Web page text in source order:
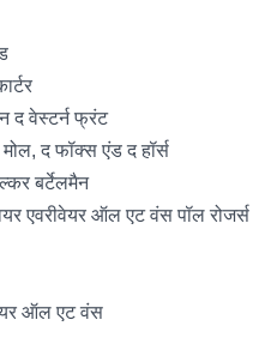
द वेस्टर्न फ्रंट
मोल, द फॉक्स एंड द हॉर्स
बर्टेलमैन
एवरीवेयर ऑल एट वंस पॉल रोजर्स
ऑल एट वंस